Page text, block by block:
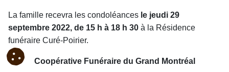
La famille recevra les condoléances le jeudi 29
septembre 2022, de 15 h à 18 h 30 à la Résidence
funéraire Curé-Poirier.
Coopérative Funéraire du Grand Montréal